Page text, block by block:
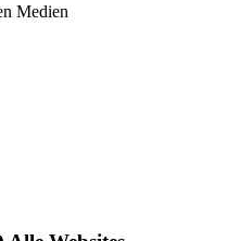
Medien